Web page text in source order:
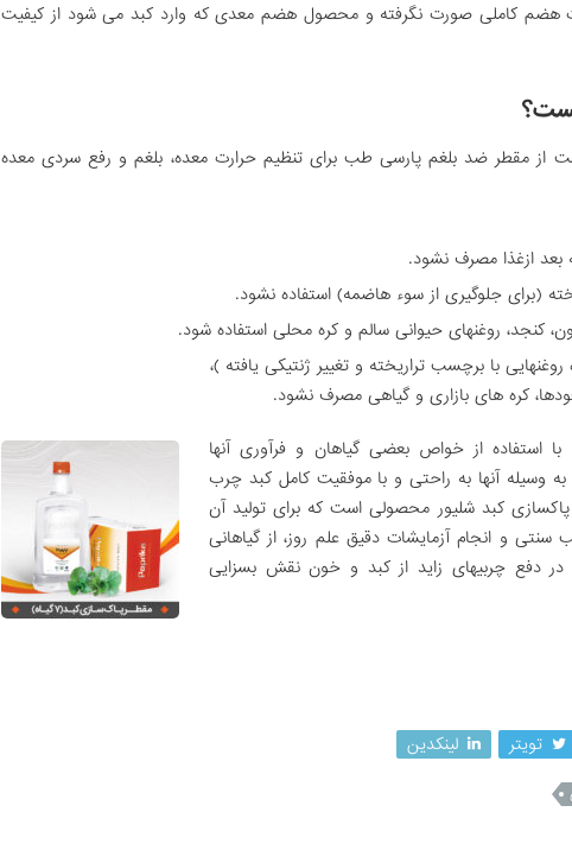
هضم کاملی صورت نگرفته و محصول هضم معدی که وارد کبد می شود از کیفیت
از مقطر ضد بلغم پارسی طب برای تنظیم حرارت معده، بلغم و رفع سردی معده
بعد ازغذا مصرف نشود.
(برای جلوگیری از سوء هاضمه) استفاده نشود.
کنجد، روغنهای حیوانی سالم و کره محلی استفاده شود.
روغنهایی با برچسب تراریخته و تغییر ژنتیکی یافته )،
کره های بازاری و گیاهی مصرف نشود.
استفاده از خواص بعضی گیاهان و فرآوری آن­ها
­وسیله آن­ها به ­راحتی و با موفقیت کامل کبد چرب
کبد شلیور محصولی است که برای تولید آن
سنتی و انجام آزمایشات دقیق علم روز، از گیاهانی
دفع چربی­های زاید از کبد و خون نقش بسزایی
تویتر
لینکدین